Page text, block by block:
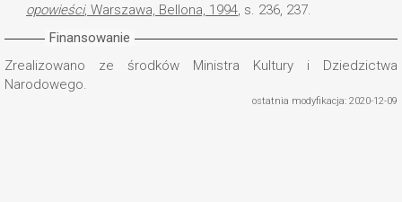
opowieści, Warszawa, Bellona, 1994, s. 236, 237.
Finansowanie
Zrealizowano ze środków Ministra Kultury i Dziedzictwa
Narodowego.
ostatnia modyfikacja: 2020-12-09